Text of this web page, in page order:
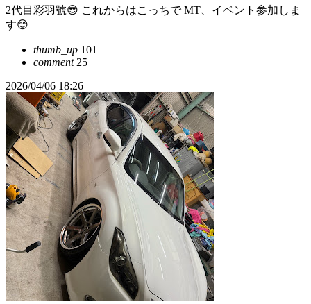
2代目彩羽號😎 これからはこっちで MT、イベント参加しま
す😊
thumb_up 101
comment25
2026/04/06 18:26